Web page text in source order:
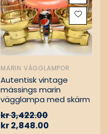
MARIN VÄGGLAMPOR
Autentisk vintage
mässings marin
vägglampa med skärm
kr3,422.00
kr2,848.00